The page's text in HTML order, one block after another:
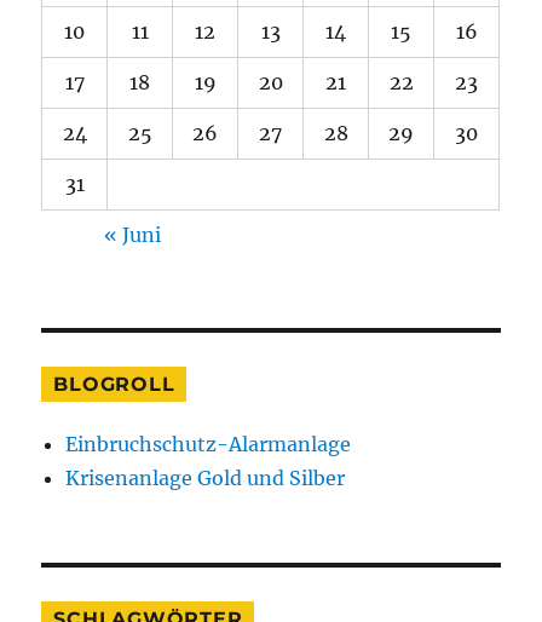
10 11 12 13 14 15 16
17 18 19 20 21 22 23
24 25 26 27 28 29 30
31
« Juni
BLOGROLL
Einbruchschutz-Alarmanlage
Krisenanlage Gold und Silber